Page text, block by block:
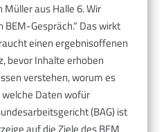
Müller aus Halle 6. Wir
Gespräch.“ Das wirkt
einen ergebnisoffenen
bevor Inhalte erhoben
verstehen, worum es
Daten wofür
(BAG) ist